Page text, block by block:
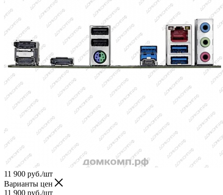
11 900 руб./шт
Варианты цен
11 900 руб./шт